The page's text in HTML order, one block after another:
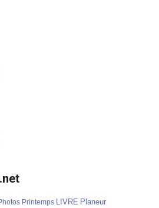
Printemps LIVRE Planeur